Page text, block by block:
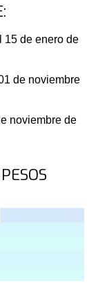
15 de enero de
de noviembre
noviembre de